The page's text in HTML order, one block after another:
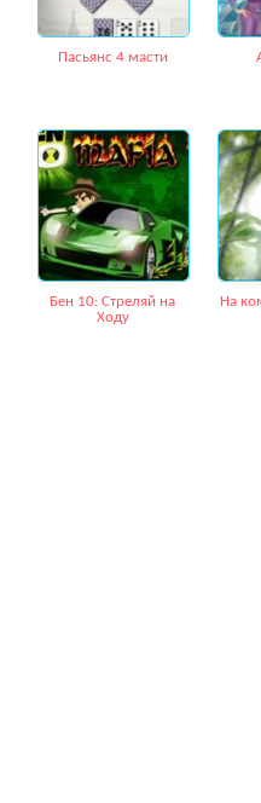
Пасьянс 4 масти
Бен 10: Стреляй на
Ходу
На